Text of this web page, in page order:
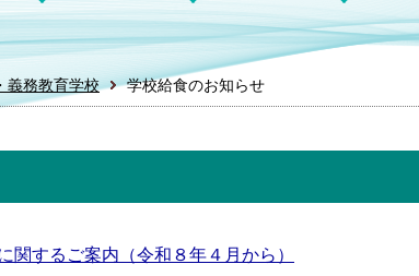
義務教育学校 学校給食のお知らせ
するご案内（令和８年４月から）